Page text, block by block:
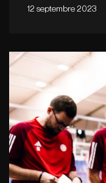
12 septembre 2023